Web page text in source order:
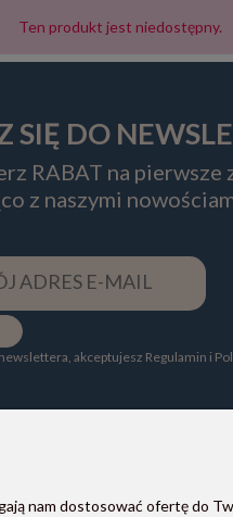
Ten produkt jest niedostępny.
SIĘ DO
RABAT na pierwsze
z naszymi
akceptujesz Regulamin i
nam dostosować ofertę do